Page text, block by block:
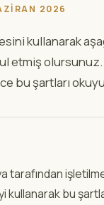
2026
kullanarak
etmiş
bu şartları
tarafından
bu